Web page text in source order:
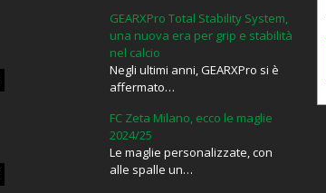
GEARXPro Total Stability System,
una nuova era per grip e stabilità
nel calcio
Negli ultimi anni, GEARXPro si è
affermato…
FC Zeta Milano, ecco le maglie
2024/25
Le maglie personalizzate, con
alle spalle un…